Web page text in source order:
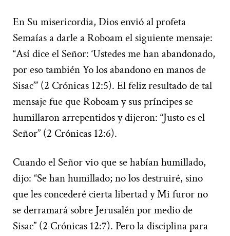
En Su misericordia, Dios envió al profeta
Semaías a darle a Roboam el siguiente mensaje:
“Así dice el Señor: ‘Ustedes me han abandonado,
por eso también Yo los abandono en manos de
Sisac’” (2 Crónicas 12:5). El feliz resultado de tal
mensaje fue que Roboam y sus príncipes se
humillaron arrepentidos y dijeron: “Justo es el
Señor” (2 Crónicas 12:6).
Cuando el Señor vio que se habían humillado,
dijo: “Se han humillado; no los destruiré, sino
que les concederé cierta libertad y Mi furor no
se derramará sobre Jerusalén por medio de
Sisac” (2 Crónicas 12:7). Pero la disciplina para